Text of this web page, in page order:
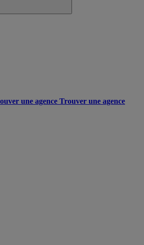
une agence Trouver une agence